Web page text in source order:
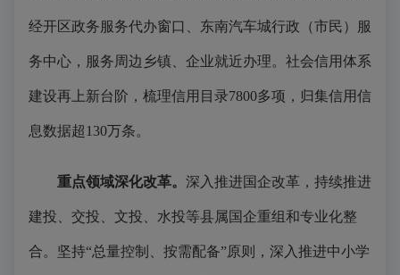
经开区政务服务代办窗口、东南汽车城行政（市民）服
务中心，服务周边乡镇、企业就近办理。社会信用体系
建设再上新台阶，梳理信用目录7800多项，归集信用信
息数据超130万条。
重点领域深化改革。 深入推进国企改革，持续推进
建投、交投、文投、水投等县属国企重组和专业化整
合。坚持“总量控制、按需配备”原则，深入推进中小学